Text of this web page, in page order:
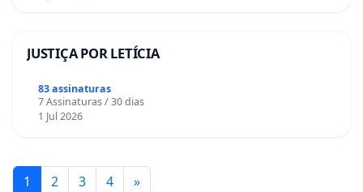
JUSTIÇA POR LETÍCIA
83 assinaturas
7 Assinaturas / 30 dias
1 Jul 2026
1 2 3 4 »